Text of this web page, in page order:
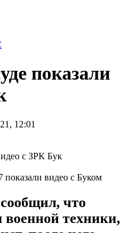
показали
12:01
видео с Буком
что
военной техники,